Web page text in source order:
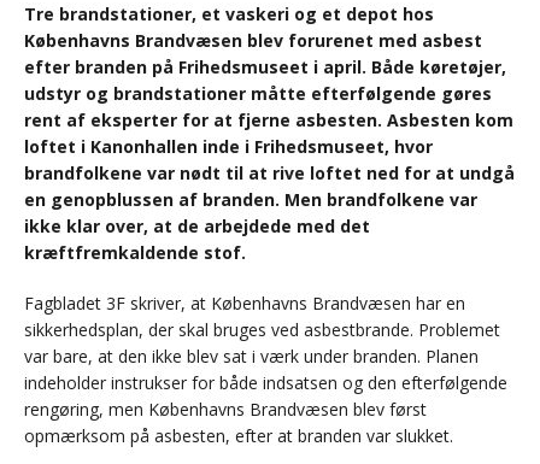
Tre brandstationer, et vaskeri og et depot hos
Københavns Brandvæsen blev forurenet med asbest
efter branden på Frihedsmuseet i april. Både køretøjer,
udstyr og brandstationer måtte efterfølgende gøres
rent af eksperter for at fjerne asbesten. Asbesten kom
loftet i Kanonhallen inde i Frihedsmuseet, hvor
brandfolkene var nødt til at rive loftet ned for at undgå
en genopblussen af branden. Men brandfolkene var
ikke klar over, at de arbejdede med det
kræftfremkaldende stof.
Fagbladet 3F skriver, at Københavns Brandvæsen har en
sikkerhedsplan, der skal bruges ved asbestbrande. Problemet
var bare, at den ikke blev sat i værk under branden. Planen
indeholder instrukser for både indsatsen og den efterfølgende
rengøring, men Københavns Brandvæsen blev først
opmærksom på asbesten, efter at branden var slukket.